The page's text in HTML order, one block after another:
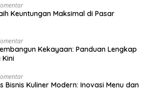
Keuntungan Maksimal di Pasar
Kekayaan: Panduan Lengkap
Kini
Bisnis Kuliner Modern: Inovasi Menu dan